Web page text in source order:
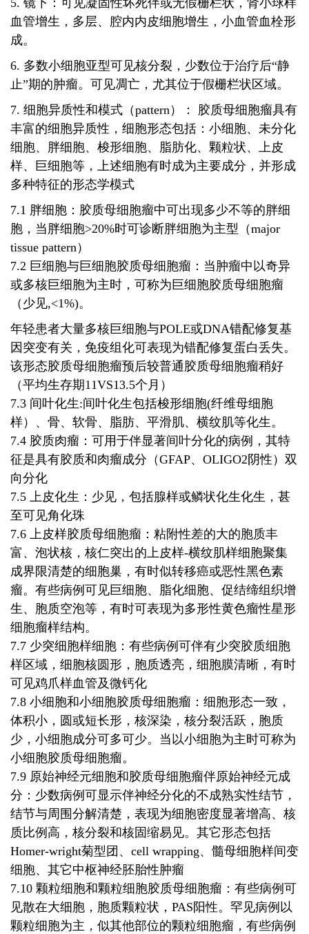
5. 镜下：可见凝固性坏死伴或无假栅栏状，肾小球样
血管增生，多层、腔内内皮细胞增生，小血管血栓形
成。
6. 多数小细胞亚型可见核分裂，少数位于治疗后“静
止”期的肿瘤。可见凋亡，尤其位于假栅栏状区域。
7. 细胞异质性和模式（pattern）： 胶质母细胞瘤具有
丰富的细胞异质性，细胞形态包括：小细胞、未分化
细胞、胖细胞、梭形细胞、脂肪化、颗粒状、上皮
样、巨细胞等，上述细胞有时成为主要成分，并形成
多种特征的形态学模式
7.1 胖细胞：胶质母细胞瘤中可出现多少不等的胖细
胞，当胖细胞>20%时可诊断胖细胞为主型（major
tissue pattern）
7.2 巨细胞与巨细胞胶质母细胞瘤：当肿瘤中以奇异
或多核巨细胞为主时，可称为巨细胞胶质母细胞瘤
（少见,<1%)。
年轻患者大量多核巨细胞与POLE或DNA错配修复基
因突变有关，免疫组化可表现为错配修复蛋白丢失。
该形态胶质母细胞瘤预后较普通胶质母细胞瘤稍好
（平均生存期11VS13.5个月）
7.3 间叶化生:间叶化生包括梭形细胞(纤维母细胞
样）、骨、软骨、脂肪、平滑肌、横纹肌等化生。
7.4 胶质肉瘤：可用于伴显著间叶分化的病例，其特
征是具有胶质和肉瘤成分（GFAP、OLIGO2阴性）双
向分化
7.5 上皮化生：少见，包括腺样或鳞状化生化生，甚
至可见角化珠
7.6 上皮样胶质母细胞瘤：粘附性差的大的胞质丰
富、泡状核，核仁突出的上皮样-横纹肌样细胞聚集
成界限清楚的细胞巢，有时似转移癌或恶性黑色素
瘤。有些病例可见巨细胞、脂化细胞、促结缔组织增
生、胞质空泡等，有时可表现为多形性黄色瘤性星形
细胞瘤样结构。
7.7 少突细胞样细胞：有些病例可伴有少突胶质细胞
样区域，细胞核圆形，胞质透亮，细胞膜清晰，有时
可见鸡爪样血管及微钙化
7.8 小细胞和小细胞胶质母细胞瘤：细胞形态一致，
体积小，圆或短长形，核深染，核分裂活跃，胞质
少，小细胞成分可多可少。当以小细胞为主时可称为
小细胞胶质母细胞瘤。
7.9 原始神经元细胞和胶质母细胞瘤伴原始神经元成
分：少数病例可显示伴神经分化的不成熟实性结节，
结节与周围分解清楚，表现为细胞密度显著增高、核
质比例高，核分裂和核固缩易见。其它形态包括
Homer-wright菊型团、cell wrapping、髓母细胞样间变
细胞、其它中枢神经胚胎性肿瘤
7.10 颗粒细胞和颗粒细胞胶质母细胞瘤：有些病例可
见散在大细胞，胞质颗粒状，PAS阳性。罕见病例以
颗粒细胞为主，似其他部位的颗粒细胞瘤，有些病例